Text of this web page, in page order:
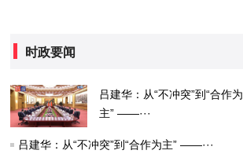
时政要闻
吕建华：从“不冲突”到“合作为
主” ——···
吕建华：从“不冲突”到“合作为主” ——···